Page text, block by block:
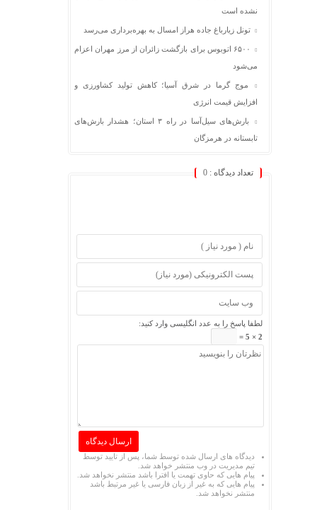
نشده است
تونل زیارباغ جاده هراز امسال به بهره‌برداری می‌رسد
۶۵۰۰ اتوبوس برای بازگشت زائران از مرز مهران اعزام
می‌شود
موج گرما در شرق آسیا؛ کاهش تولید کشاورزی و
افزایش قیمت انرژی
بارش‌های سیل‌آسا در راه ۳ استان؛ هشدار بارش‌های
تابستانه در هرمزگان
تعداد دیدگاه : 0
لطفا پاسخ را به عدد انگلیسی وارد کنید:
2 × 5 =
دیدگاه های ارسال شده توسط شما، پس از تایید توسط
تیم مدیریت در وب منتشر خواهد شد.
پیام هایی که حاوی تهمت یا افترا باشد منتشر نخواهد شد.
پیام هایی که به غیر از زبان فارسی یا غیر مرتبط باشد
منتشر نخواهد شد.